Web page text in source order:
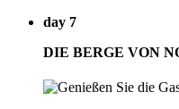
day 7
DIE BERGE VON